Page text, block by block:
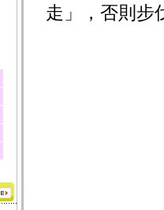
走」，否則步